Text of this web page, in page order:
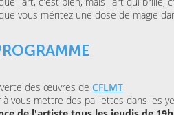
vous méritez une dose de magie
des œuvres deCFLMT
à vous mettre des paillettes dans les